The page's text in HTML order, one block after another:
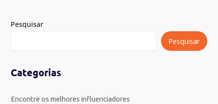
Pesquisar
Pesquisar
Categorias
Encontre os melhores influenciadores